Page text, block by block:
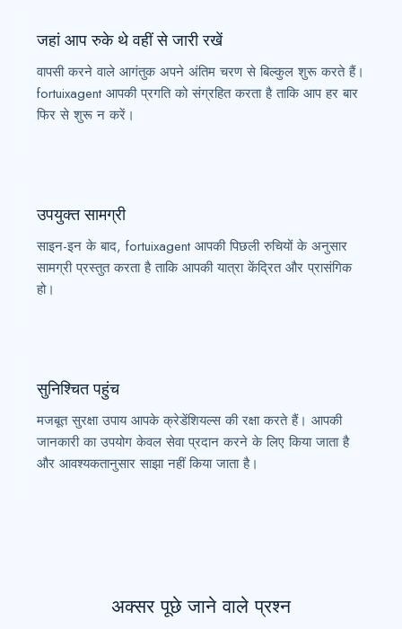
जहां आप रुके थे वहीं से जारी रखें
वापसी करने वाले आगंतुक अपने अंतिम चरण से बिल्कुल शुरू करते हैं।
fortuixagent आपकी प्रगति को संग्रहित करता है ताकि आप हर बार
फिर से शुरू न करें।
उपयुक्त सामग्री
साइन-इन के बाद, fortuixagent आपकी पिछली रुचियों के अनुसार
सामग्री प्रस्तुत करता है ताकि आपकी यात्रा केंद्रित और प्रासंगिक
हो।
सुनिश्चित पहुंच
मजबूत सुरक्षा उपाय आपके क्रेडेंशियल्स की रक्षा करते हैं। आपकी
जानकारी का उपयोग केवल सेवा प्रदान करने के लिए किया जाता है
और आवश्यकतानुसार साझा नहीं किया जाता है।
अक्सर पूछे जाने वाले प्रश्न